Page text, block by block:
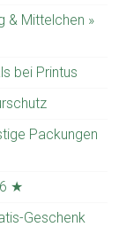
& Mittelchen »
bei Printus
Packungen
★
Geschenk